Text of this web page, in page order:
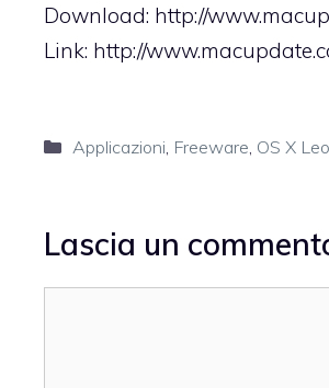
Download: http://
Link: http://
Categorie
Applicazioni, Freeware, OS X
Lascia un